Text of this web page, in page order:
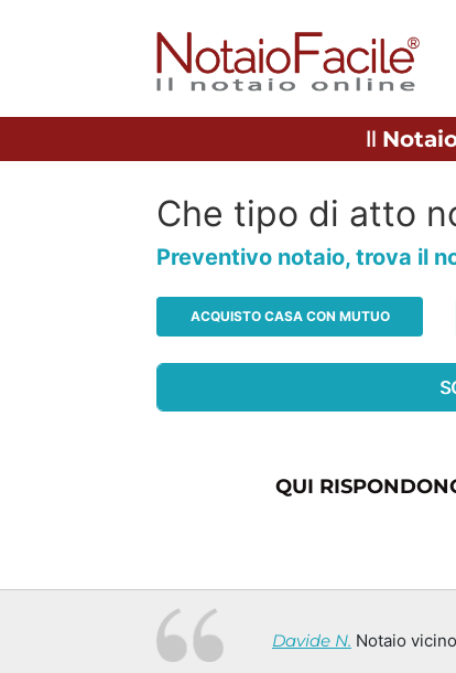
Il
Che tipo di atto
Preventivo notaio, trova il
ACQUISTO CASA CON MUTUO
QUI
Davide N. Notaio